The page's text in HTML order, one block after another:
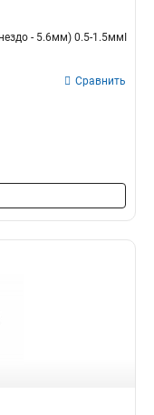
- 5.6мм) 0.5-1.5ммІ
Сравнить